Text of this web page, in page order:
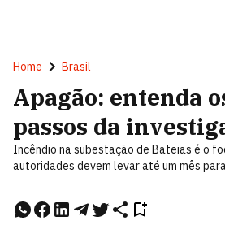
Home Brasil
Apagão: entenda
passos da
Incêndio na subestação de Bateias é o
autoridades devem levar até um mês